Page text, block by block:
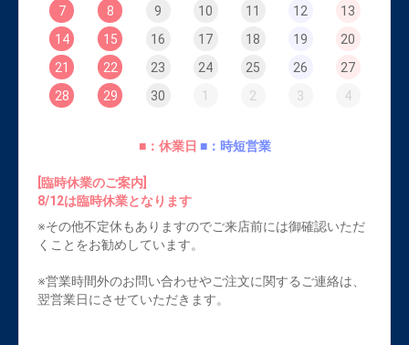
7
8 9 10 11 12
13
14
15 16 17 18 19
20
21
22 23 24 25 26
27
28
29 30 1 2 3 4
■：休業日 ■：時短営業
[臨時休業のご案内]
8/12は臨時休業となります
※その他不定休もありますのでご来店前には御確認いただ
くことをお勧めしています。
※営業時間外のお問い合わせやご注文に関するご連絡は、
翌営業日にさせていただきます。